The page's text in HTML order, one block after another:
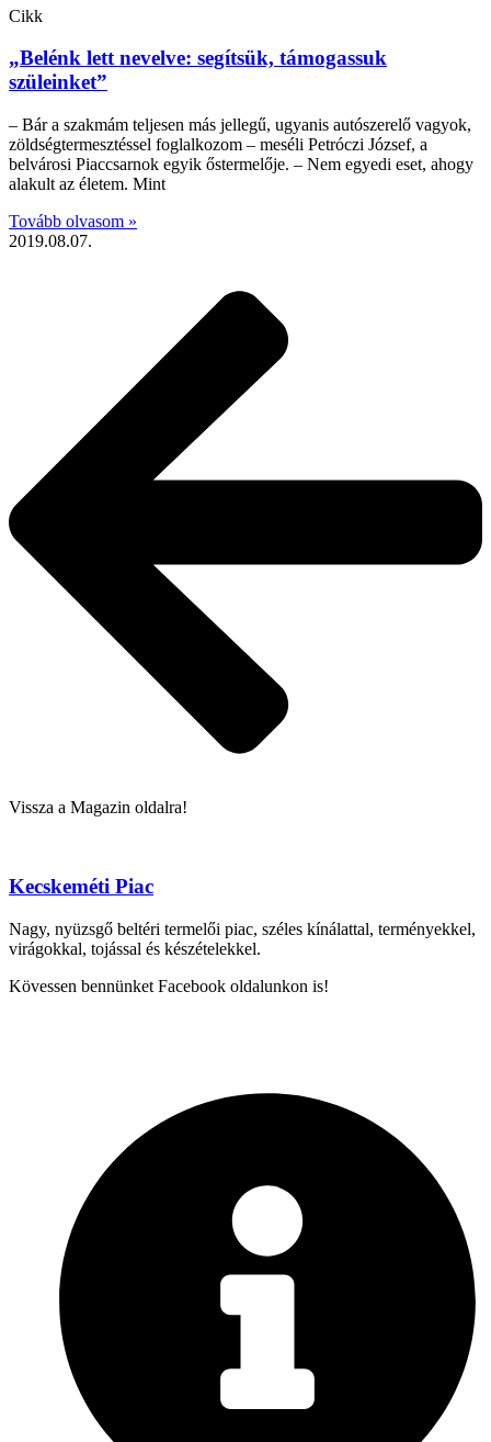
Cikk
„Belénk lett nevelve: segítsük, támogassuk
szüleinket”
– Bár a szakmám teljesen más jellegű, ugyanis autószerelő vagyok,
zöldségtermesztéssel foglalkozom – meséli Petróczi József, a
belvárosi Piaccsarnok egyik őstermelője. – Nem egyedi eset, ahogy
alakult az életem. Mint
Tovább olvasom »
2019.08.07.
Vissza a Magazin oldalra!
Kecskeméti Piac
Nagy, nyüzsgő beltéri termelői piac, széles kínálattal, terményekkel,
virágokkal, tojással és készételekkel.
Kövessen bennünket Facebook oldalunkon is!